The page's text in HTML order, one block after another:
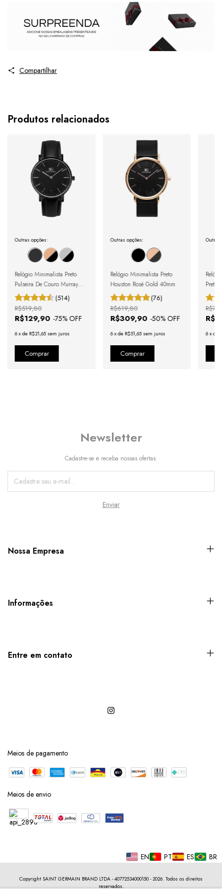
Resistente apenas a respingos
Caixa prateada com mostrador preto e marcadores
Movimento de quartzo de alta precisão
Após a confirmação de compra, a nota fiscal será
enviada em até um dia útil em seu e-mail.
Compartilhar
Produtos relacionados
Outras opções:
Relógio Minimalista Preto
Pulseira De Couro Murray
Full Black 40mm(514)
R$129,90 -75% OFF
R$519,80
6 xde R$21,65 sem juros
Outras opções:
Relógio Minimalista Preto
Houston Rosé Gold 40mm
(76)
R$309,90 -50% OFF
R$619,80
6 xde R$51,65 sem juros
Outras
Preto
40mm
6 x de
Newsletter
Cadastre-se e receba nossas ofertas.
Nossa Empresa
Informações
Entre em contato
Meios de pagamento
Meios de envio
EN PT ES BR
Copyright SAINT GERMAIN BRAND LTDA - 40772534000150 - 2026. Todos os direitos
reservados.